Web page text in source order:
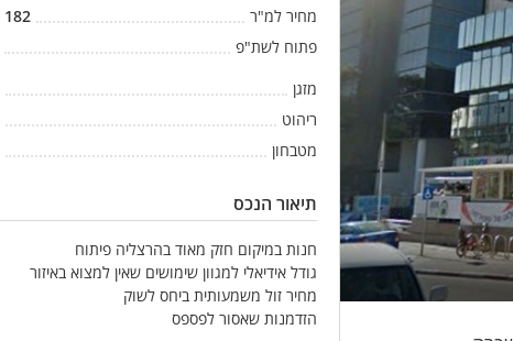
מחיר למ"ר
182
פתוח לשת"פ
מזגן
ריהוט
מטבחון
תיאור הנכס
חנות במיקום חזק מאוד בהרצליה פיתוח
גודל אידיאלי למגוון שימושים שאין למצוא באיזור
מחיר זול משמעותית ביחס לשוק
הזדמנות שאסור לפספס